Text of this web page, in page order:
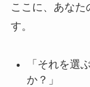
ここに、あなた
す。
「それを選
か？」